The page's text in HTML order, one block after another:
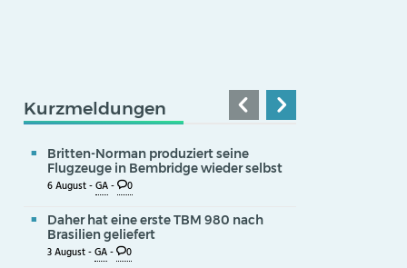
Kurzmeldungen
Britten-Norman produziert seine
Flugzeuge in Bembridge wieder selbst
6 August -GA- 0
Daher hat eine erste TBM 980 nach
Brasilien geliefert
3 August -GA- 0